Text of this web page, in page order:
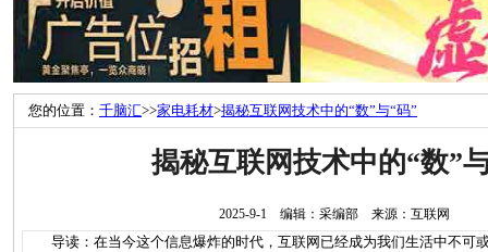
您的位置： 千脑汇>>家电耗材>揭秘互联网技术中的“数”与“码”
揭秘互联网技术中的“数”
2025-9-1 编辑：采编部 来源：互联网
导读：在当今这个信息爆炸的时代，互联网已经成为我们生活中不可